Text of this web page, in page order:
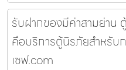
รับฝากของมีค่าสามย่าน ตู้
คือบริการตู้นิรภัยสำหรับก
เซฟ.com